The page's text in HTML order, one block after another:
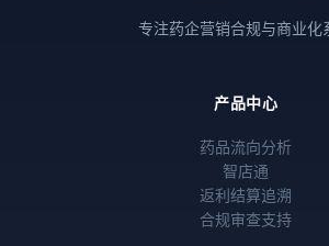
专注药企营销合规与商业化
产品中心
药品流向分析
智店通
返利结算追溯
合规审查支持